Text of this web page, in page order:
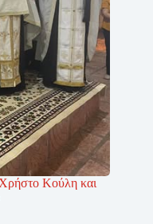
Κούλη και